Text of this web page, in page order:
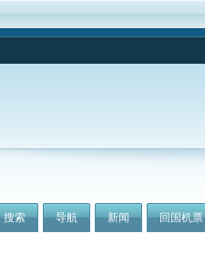
搜索 导航 新闻 回国机票